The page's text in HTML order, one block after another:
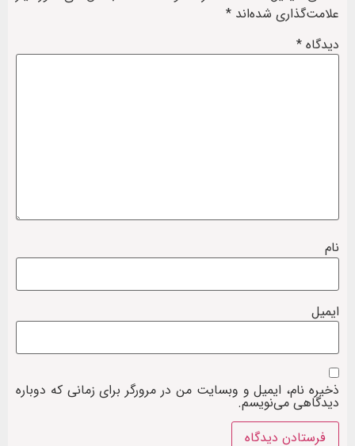
علامت‌گذاری شده‌اند *
دیدگاه *
نام
ایمیل
ذخیره نام، ایمیل و وبسایت من در مرورگر برای زمانی که دوباره
دیدگاهی می‌نویسم.